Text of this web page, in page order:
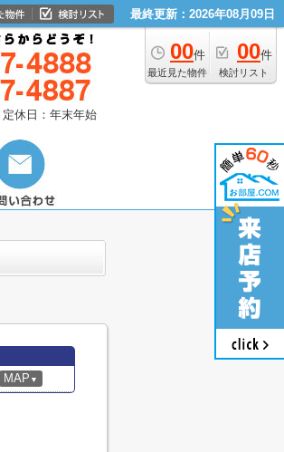
最終更新：2026年08月09日
00件
最近見た物件
00件
検討リスト
定休日：年末年始
MAP ▼